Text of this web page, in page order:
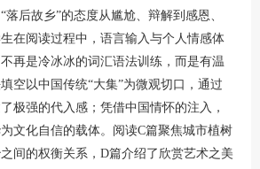
落后故乡”的态度从尴尬、辩解到感恩、
在阅读过程中，语言输入与个人情感体
再是冷冰冰的词汇语法训练，而是有温
空以中国传统“大集”为微观切口，通过
极强的代入感；凭借中国情怀的注入，
文化自信的载体。阅读C篇聚焦城市植树
间的权衡关系，D篇介绍了欣赏艺术之美